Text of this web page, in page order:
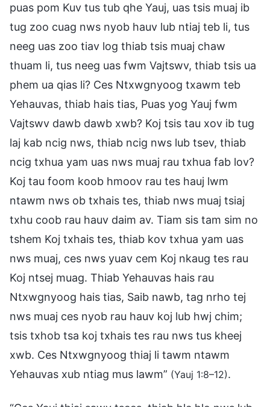
puas pom Kuv tus tub qhe Yauj, uas tsis muaj ib
tug zoo cuag nws nyob hauv lub ntiaj teb li, tus
neeg uas zoo tiav log thiab tsis muaj chaw
thuam li, tus neeg uas fwm Vajtswv, thiab tsis ua
phem ua qias li? Ces Ntxwgnyoog txawm teb
Yehauvas, thiab hais tias, Puas yog Yauj fwm
Vajtswv dawb dawb xwb? Koj tsis tau xov ib tug
laj kab ncig nws, thiab ncig nws lub tsev, thiab
ncig txhua yam uas nws muaj rau txhua fab lov?
Koj tau foom koob hmoov rau tes hauj lwm
ntawm nws ob txhais tes, thiab nws muaj tsiaj
txhu coob rau hauv daim av. Tiam sis tam sim no
tshem Koj txhais tes, thiab kov txhua yam uas
nws muaj, ces nws yuav cem Koj nkaug tes rau
Koj ntsej muag. Thiab Yehauvas hais rau
Ntxwgnyoog hais tias, Saib nawb, tag nrho tej
nws muaj ces nyob rau hauv koj lub hwj chim;
tsis txhob tsa koj txhais tes rau nws tus kheej
xwb. Ces Ntxwgnyoog thiaj li tawm ntawm
Yehauvas xub ntiag mus lawm” (Yauj 1:8–12).